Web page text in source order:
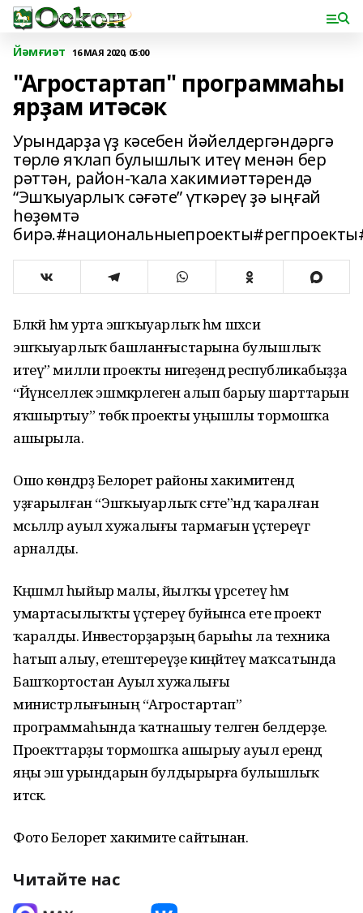
Йәмғиәт 16 МАЯ 2020, 05:00
"Агростартап" программаһы
ярҙам итәсәк
Урындарҙа үҙ кәсебен йәйелдергәндәргә
төрлө яҡлап булышлыҡ итеү менән бер
рәттән, район-ҡала хакимиәттәрендә
“Эшҡыуарлыҡ сәғәте” үткәреү ҙә ыңғай
һөҙөмтә
Бәләкәй һәм урта эшҡыуарлыҡ һәм шәхси
эшҡыуарлыҡ башланғыстарына булышлыҡ
итеү” милли проекты нигеҙендә республикабыҙҙа
“Йүнселлек эшмәкәрлеген алып барыу шарттарын
яҡшыртыу” төбәк проекты уңышлы тормошҡа
ашырыла.
Ошо көндәрҙә Белорет районы хакимиәтендә
уҙғарылған “Эшҡыуарлыҡ сәғәте”ндә ҡаралған
мәсьәләләр ауыл хужалығы тармағын үҫтереүгә
арналды.
Кәңәшмәлә һыйыр малы, йылҡы үрсетеү һәм
умартасылыҡты үҫтереү буйынса ете проект
ҡаралды. Инвесторҙарҙың барыһы ла техника
һатып алыу, етештереүҙе киңәйтеү маҡсатында
Башҡортостан Ауыл хужалығы
министрлығының “Агростартап”
программаһында ҡатнашыу теләген белдерҙе.
Проекттарҙы тормошҡа ашырыу ауыл ерендә
яңы эш урындарын булдырырға булышлыҡ
итәсәк.
Фото Белорет хакимиәте сайтынан.
Читайте нас